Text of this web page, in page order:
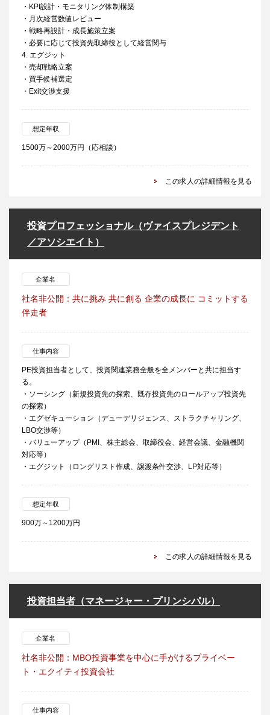
・KPI設計・モニタリング体制構築
・月次経営数値レビュー
・戦略再設計・成長施策立案
・必要に応じて投資先取締役として経営関与
4. エグジット
・売却戦略立案
・買手候補選定
・Exit交渉支援
想定年収
1500万～2000万円（応相談）
この求人の詳細情報を見る
投資プロフェッショナル（ヴァイスプレジデント
／アソシエイト）
企業名
社名非公開：共に挑み 共に創る 企業の成長に コミットする
伴走者
仕事内容
PE投資担当者として、投資関連業務全般を全メンバーと共に担当す
る。
・ソーシング（新規投資先の探索、既存投資先のロールアップ投資先
の探索）
・エグゼキューション（デューデリジェンス、ストラクチャリング、
LBO交渉等）
・バリューアップ（PMI、株主総会、取締役会、経営会議、金融機関
対応等）
・エグジット（ロングリスト作成、譲渡条件交渉、LP対応等）
想定年収
900万～1200万円
この求人の詳細情報を見る
投資担当者（マネージャー・プリンシパル）
企業名
社名非公開：MBO投資事業を中心に手がけるプライベー
ト・エクイティ投資会社
仕事内容